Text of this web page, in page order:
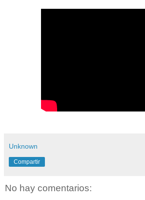
Unknown
Compartir
No hay comentarios: